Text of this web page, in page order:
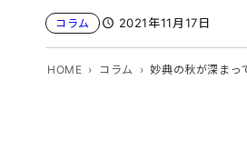
コラム 2021年11月17日
HOME コラム 妙典の秋が深まっ